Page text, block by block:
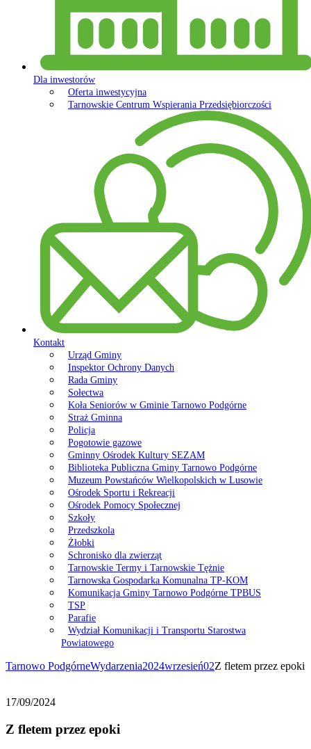
Dla inwestorów
Oferta inwestycyjna
Tarnowskie Centrum Wspierania Przedsiębiorczości
Kontakt
Urząd Gminy
Inspektor Ochrony Danych
Rada Gminy
Sołectwa
Koła Seniorów w Gminie Tarnowo Podgórne
Straż Gminna
Policja
Pogotowie gazowe
Gminny Ośrodek Kultury SEZAM
Biblioteka Publiczna Gminy Tarnowo Podgórne
Muzeum Powstańców Wielkopolskich w Lusowie
Ośrodek Sportu i Rekreacji
Ośrodek Pomocy Społecznej
Szkoły
Przedszkola
Żłobki
Schronisko dla zwierząt
Tarnowskie Termy i Tarnowskie Tężnie
Tarnowska Gospodarka Komunalna TP-KOM
Komunikacja Gminy Tarnowo Podgórne TPBUS
TSP
Parafie
Wydział Komunikacji i Transportu Starostwa
Powiatowego
Tarnowo PodgórneWydarzenia2024wrzesień02Z fletem przez epoki
17/09/2024
Z fletem przez epoki